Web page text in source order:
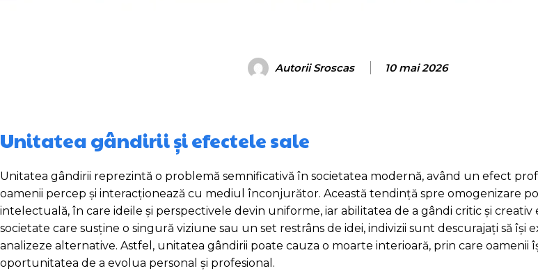
Autorii Sroscas 10 mai 2026
Unitatea gândirii și efectele sale
Unitatea gândirii reprezintă o problemă semnificativă în societatea modernă, având un efect
oamenii percep și interacționează cu mediul înconjurător. Această tendință spre omogenizare
intelectuală, în care ideile și perspectivele devin uniforme, iar abilitatea de a gândi critic și
societate care susține o singură viziune sau un set restrâns de idei, indivizii sunt descurajați să își
analizeze alternative. Astfel, unitatea gândirii poate cauza o moarte interioară, prin care oamenii
oportunitatea de a evolua personal și profesional.